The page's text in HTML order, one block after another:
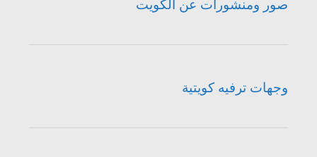
صور ومنشورات عن الكويت
وجهات ترفيه كويتية